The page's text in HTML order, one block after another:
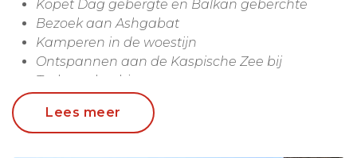
Kopet Dag gebergte en Balkan geberchte
Bezoek aan Ashgabat
Kamperen in de woestijn
Ontspannen aan de Kaspische Zee bij
Turkmenbashi
Overnachten in karakteristieke hotels,
guesthouses, homestays, pelgrimsoorden,
tenten en dorpjes inclusief ontbijt
Lees meer